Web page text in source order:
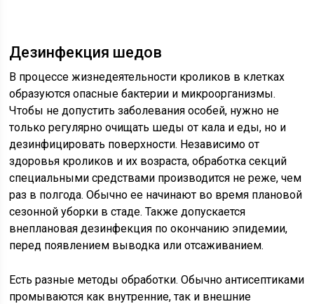
Дезинфекция шедов
В процессе жизнедеятельности кроликов в клетках
образуются опасные бактерии и микроорганизмы.
Чтобы не допустить заболевания особей, нужно не
только регулярно очищать шеды от кала и еды, но и
дезинфицировать поверхности. Независимо от
здоровья кроликов и их возраста, обработка секций
специальными средствами производится не реже, чем
раз в полгода. Обычно ее начинают во время плановой
сезонной уборки в стаде. Также допускается
внеплановая дезинфекция по окончанию эпидемии,
перед появлением выводка или отсаживанием.
Есть разные методы обработки. Обычно антисептиками
промываются как внутренние, так и внешние